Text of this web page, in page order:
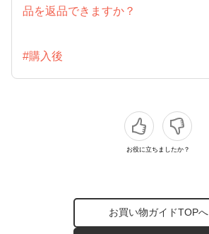
品を返品できますか？
#購入後
お役に立ちましたか？
お買い物ガイドTOPへ